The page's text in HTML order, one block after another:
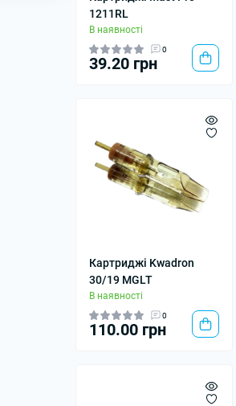
1211RL
В наявності
0
39.20 грн
Картриджі Kwadron
30/19 MGLT
В наявності
0
110.00 грн